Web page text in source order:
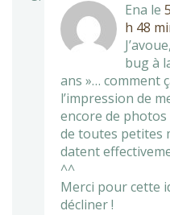
Ena le
h 48
bug à
ans »… comment
l’impression de
encore de photos
de toutes petites
datent
^^
Merci pour cette
décliner !